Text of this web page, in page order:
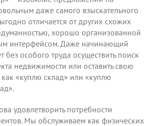
даже самого взыскательного
отличается от других схожих
хорошо организованной
интерфейсом. Даже начинающий
без особого труда осуществить поиск
недвижимости или оставить свою
как «куплю склад» или «куплю
удовлетворить потребности
Мы обслуживаем как физических